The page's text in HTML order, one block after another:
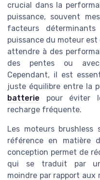
crucial dans la
puissance, souvent
facteurs
puissance du moteur est
attendre à des
des pentes ou
Cependant, il est
juste équilibre entre la
batterie pour éviter
recharge fréquente.
Les moteurs brushless
référence en matière
conception permet de
qui se traduit par
moindre par rapport aux